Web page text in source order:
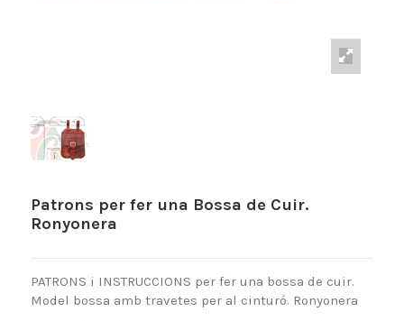
Patrons per fer una Bossa de Cuir.
Ronyonera
PATRONS i INSTRUCCIONS per fer una bossa de cuir.
Model bossa amb travetes per al cinturó. Ronyonera